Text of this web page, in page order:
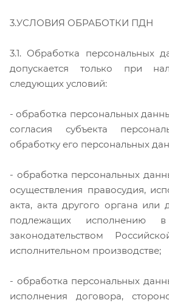
3.УСЛОВИЯ ОБРАБОТКИ ПДН
3.1. Обработка персональных
допускается только при
следующих условий:
- обработка персональных
согласия субъекта
обработку его персональных
- обработка персональных
осуществления правосудия,
акта, акта другого органа или
подлежащих исполнению в
законодательством
исполнительном производстве;
- обработка персональных
исполнения договора,